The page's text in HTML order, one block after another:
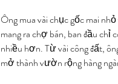
Ông mua vài chục gốc mai
mang ra chợ bán, ban đầu chỉ
nhiều hơn. Từ vài công đất,
mở thành vườn rộng hàng